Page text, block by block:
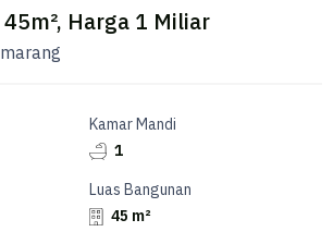
Harga 1 Miliar
Kamar Mandi
1
Luas Bangunan
45 m²